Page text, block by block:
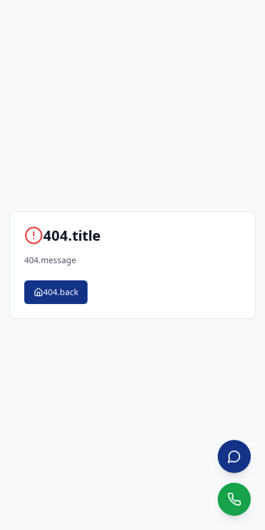
404.title
404.message
404.back